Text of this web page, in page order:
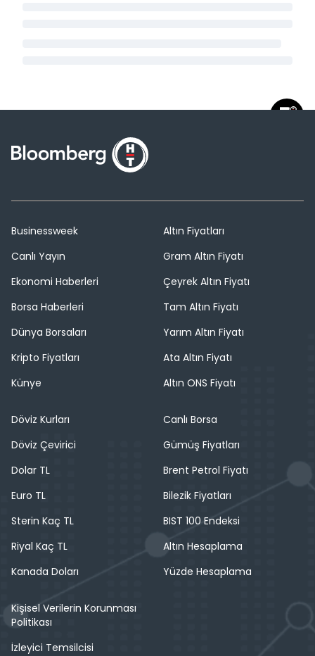
Businessweek
Canlı Yayın
Ekonomi Haberleri
Borsa Haberleri
Dünya Borsaları
Kripto Fiyatları
Künye
Altın Fiyatları
Gram Altın Fiyatı
Çeyrek Altın Fiyatı
Tam Altın Fiyatı
Yarım Altın Fiyatı
Ata Altın Fiyatı
Altın ONS Fiyatı
Döviz Kurları
Döviz Çevirici
Dolar TL
Euro TL
Sterin Kaç TL
Riyal Kaç TL
Kanada Doları
Canlı Borsa
Gümüş Fiyatları
Brent Petrol Fiyatı
Bilezik Fiyatları
BIST 100 Endeksi
Altın Hesaplama
Yüzde Hesaplama
Kişisel Verilerin Korunması
Politikası
İzleyici Temsilcisi